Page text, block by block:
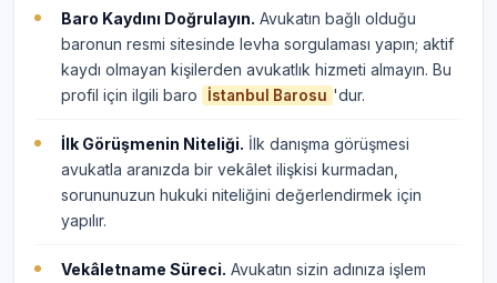
Baro Kaydını Doğrulayın. Avukatın bağlı olduğu
baronun resmi sitesinde levha sorgulaması yapın; aktif
kaydı olmayan kişilerden avukatlık hizmeti almayın. Bu
profil için ilgili baro
İstanbul Barosu 'dur.
İlk Görüşmenin Niteliği. İlk danışma görüşmesi
avukatla aranızda bir vekâlet ilişkisi kurmadan,
sorununuzun hukuki niteliğini değerlendirmek için
yapılır.
Vekâletname Süreci. Avukatın sizin adınıza işlem